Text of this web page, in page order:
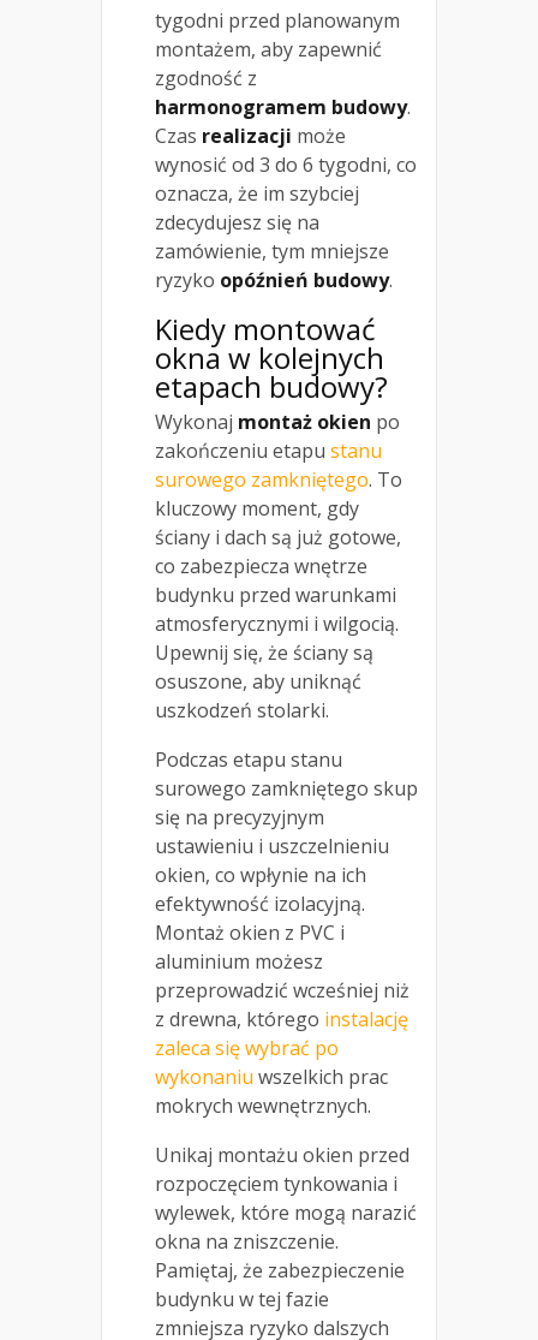
tygodni przed planowanym
montażem, aby zapewnić
zgodność z
harmonogramem budowy.
Czas realizacji może
wynosić od 3 do 6 tygodni, co
oznacza, że im szybciej
zdecydujesz się na
zamówienie, tym mniejsze
ryzyko opóźnień budowy.
Kiedy montować
okna w kolejnych
etapach budowy?
Wykonaj montaż okien po
zakończeniu etapu stanu
surowego zamkniętego. To
kluczowy moment, gdy
ściany i dach są już gotowe,
co zabezpiecza wnętrze
budynku przed warunkami
atmosferycznymi i wilgocią.
Upewnij się, że ściany są
osuszone, aby uniknąć
uszkodzeń stolarki.
Podczas etapu stanu
surowego zamkniętego skup
się na precyzyjnym
ustawieniu i uszczelnieniu
okien, co wpłynie na ich
efektywność izolacyjną.
Montaż okien z PVC i
aluminium możesz
przeprowadzić wcześniej niż
z drewna, którego instalację
zaleca się wybrać po
wykonaniu wszelkich prac
mokrych wewnętrznych.
Unikaj montażu okien przed
rozpoczęciem tynkowania i
wylewek, które mogą narazić
okna na zniszczenie.
Pamiętaj, że zabezpieczenie
budynku w tej fazie
zmniejsza ryzyko dalszych